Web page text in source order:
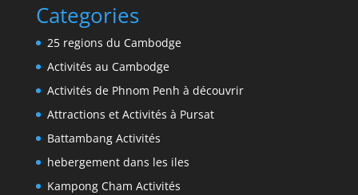
Categories
25 regions du Cambodge
Activités au Cambodge
Activités de Phnom Penh à découvrir
Attractions et Activités à Pursat
Battambang Activités
hebergement dans les iles
Kampong Cham Activités